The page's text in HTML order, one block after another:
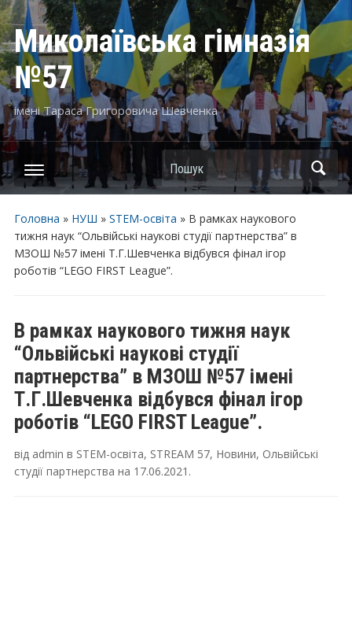
Миколаївська гімназія
№57
імені Тараса Григоровича Шевченка
Пошук
Головна » НУШ » STEM-освіта » В рамках наукового
тижня наук “Ольвійські наукові студії партнерства” в
МЗОШ №57 імені Т.Г.Шевченка відбувся фінал ігор
роботів “LEGO FIRST League”.
В рамках наукового тижня наук
“Ольвійські наукові студії
партнерства” в МЗОШ №57 імені
Т.Г.Шевченка відбувся фінал ігор
роботів “LEGO FIRST League”.
від admin в STEM-освіта, STREAM 57, Новини, Ольвійські
студії партнерства на 17.06.2021 .